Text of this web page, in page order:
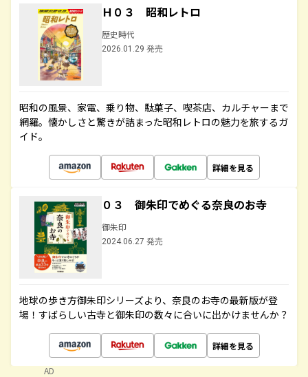
Ｈ０３ 昭和レトロ
歴史時代
2026.01.29 発売
昭和の風景、家電、乗り物、駄菓子、喫茶店、カルチャーまで
網羅。懐かしさと驚きが詰まった昭和レトロの魅力を旅するガ
イド。
詳細を見る
０３ 御朱印でめぐる奈良のお寺
御朱印
2024.06.27 発売
地球の歩き方御朱印シリーズより、奈良のお寺の最新版が登
場！すばらしい古寺と御朱印の数々に合いに出かけませんか？
詳細を見る
AD